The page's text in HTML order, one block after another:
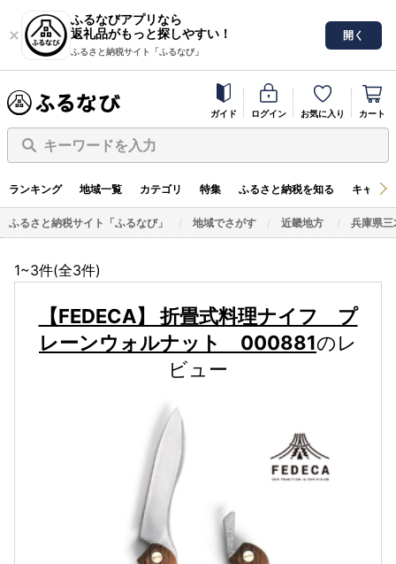
ふるなびアプリなら
返礼品がもっと探しやすい！
ふるさと納税サイト「ふるなび」
開く
ガイド ログイン お気に入り カート
キーワードを入力
ランキング 地域一覧 カテゴリ 特集 ふるさと納税を知る キャン
ふるさと納税サイト「ふるなび」 地域でさがす 近畿地方 兵庫県三
1~3件(全3件)
【FEDECA】 折畳式料理ナイフ プ
レーンウォルナット 000881のレ
ビュー